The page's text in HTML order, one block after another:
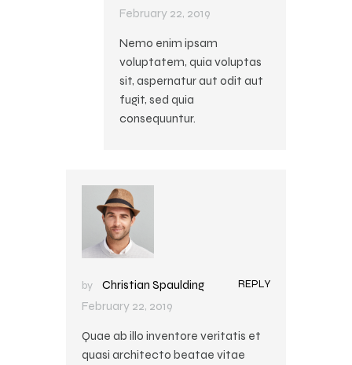
February 22, 2019
Nemo enim ipsam
voluptatem, quia voluptas
sit, aspernatur aut odit aut
fugit, sed quia
consequuntur.
by
Christian Spaulding
February 22, 2019
REPLY
Quae ab illo inventore veritatis et
quasi architecto beatae vitae